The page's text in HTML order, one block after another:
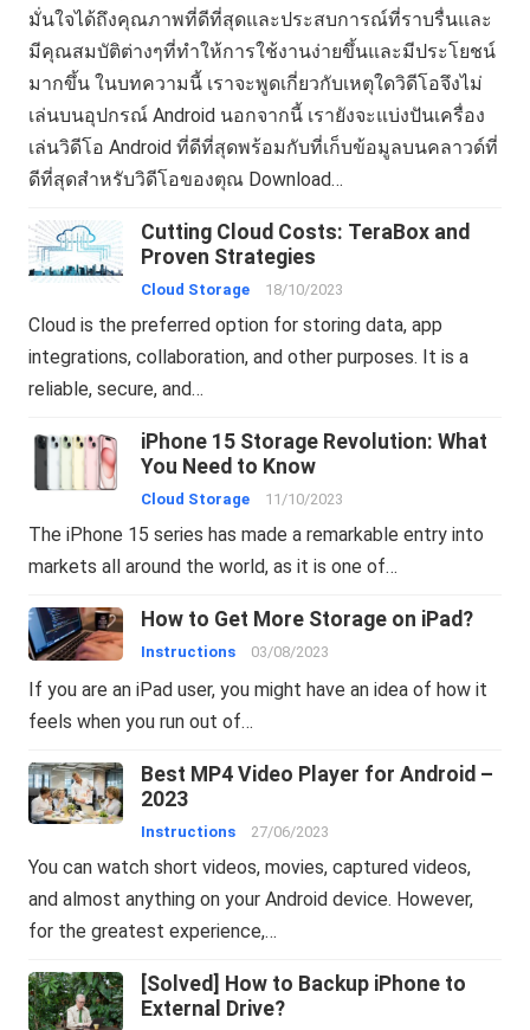
มั่นใจได้ถึงคุณภาพที่ดีที่สุดและประสบการณ์ที่ราบรื่นและ
มีคุณสมบัติต่างๆที่ทำให้การใช้งานง่ายขึ้นและมีประโยชน์
มากขึ้น ในบทความนี้ เราจะพูดเกี่ยวกับเหตุใดวิดีโอจึงไม่
เล่นบนอุปกรณ์ Android นอกจากนี้ เรายังจะแบ่งปันเครื่อง
เล่นวิดีโอ Android ที่ดีที่สุดพร้อมกับที่เก็บข้อมูลบนคลาวด์ที่
ดีที่สุดสำหรับวิดีโอของตุณ Download…
Cutting Cloud Costs: TeraBox and
Proven Strategies
Cloud Storage 18/10/2023
Cloud is the preferred option for storing data, app
integrations, collaboration, and other purposes. It is a
reliable, secure, and…
iPhone 15 Storage Revolution: What
You Need to Know
Cloud Storage 11/10/2023
The iPhone 15 series has made a remarkable entry into
markets all around the world, as it is one of…
How to Get More Storage on iPad?
Instructions 03/08/2023
If you are an iPad user, you might have an idea of how it
feels when you run out of…
Best MP4 Video Player for Android –
2023
Instructions 27/06/2023
You can watch short videos, movies, captured videos,
and almost anything on your Android device. However,
for the greatest experience,…
[Solved] How to Backup iPhone to
External Drive?